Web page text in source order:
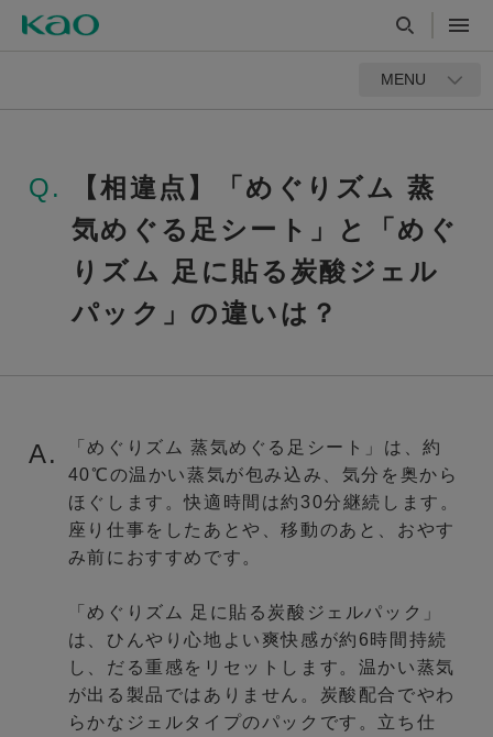
MENU
Q.
【相違点】「めぐりズム 蒸
気めぐる足シート」と「めぐ
りズム 足に貼る炭酸ジェル
パック」の違いは？
A.
「めぐりズム 蒸気めぐる足シート」は、約
40℃の温かい蒸気が包み込み、気分を奥から
ほぐします。快適時間は約30分継続します。
座り仕事をしたあとや、移動のあと、おやす
み前におすすめです。
「めぐりズム 足に貼る炭酸ジェルパック」
は、ひんやり心地よい爽快感が約6時間持続
し、だる重感をリセットします。温かい蒸気
が出る製品ではありません。炭酸配合でやわ
らかなジェルタイプのパックです。立ち仕